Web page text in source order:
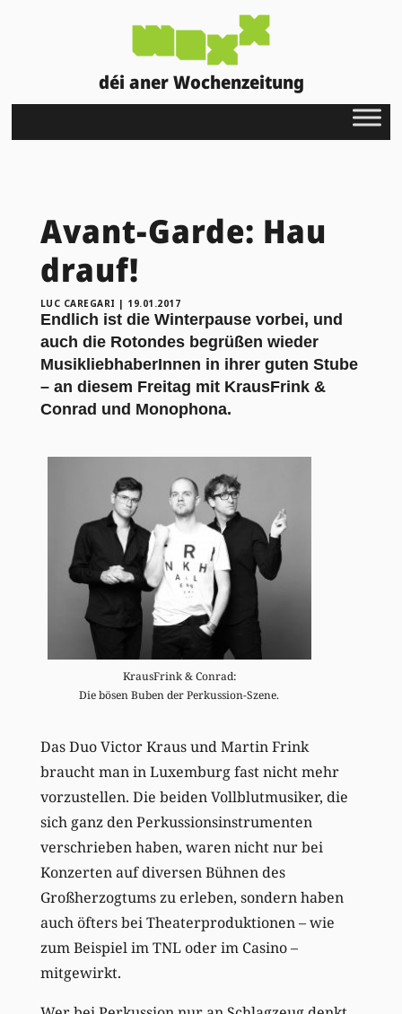
déi aner Wochenzeitung
Avant-Garde: Hau
drauf!
LUC CAREGARI | 19.01.2017
Endlich ist die Winterpause vorbei, und
auch die Rotondes begrüßen wieder
MusikliebhaberInnen in ihrer guten Stube
– an diesem Freitag mit KrausFrink &
Conrad und Monophona.
KrausFrink & Conrad:
Die bösen Buben der Perkussion-Szene.
Das Duo Victor Kraus und Martin Frink
braucht man in Luxemburg fast nicht mehr
vorzustellen. Die beiden Vollblutmusiker, die
sich ganz den Perkussionsinstrumenten
verschrieben haben, waren nicht nur bei
Konzerten auf diversen Bühnen des
Großherzogtums zu erleben, sondern haben
auch öfters bei Theaterproduktionen – wie
zum Beispiel im TNL oder im Casino –
mitgewirkt.